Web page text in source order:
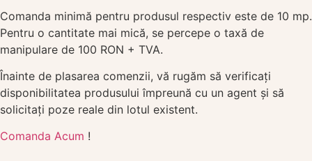
Comanda minimă pentru produsul respectiv este de 10 mp.
Pentru o cantitate mai mică, se percepe o taxă de
manipulare de 100 RON + TVA.
Înainte de plasarea comenzii, vă rugăm să verificați
disponibilitatea produsului împreună cu un agent și să
solicitați poze reale din lotul existent.
Comanda Acum !